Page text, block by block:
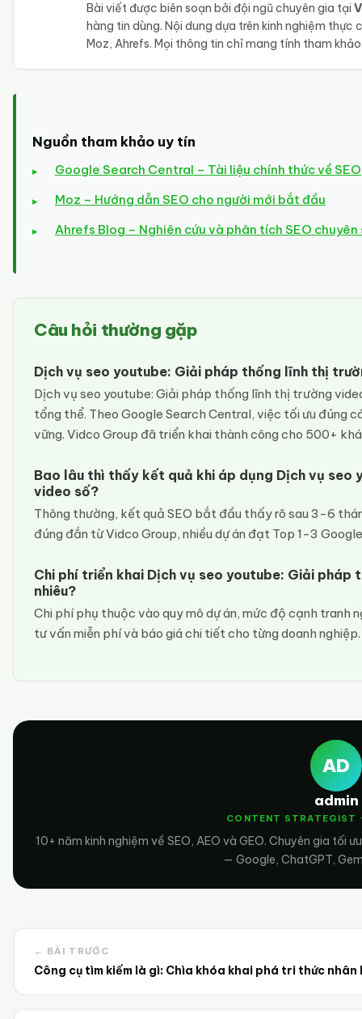
Bài viết được biên soạn bởi đội ngũ chuyên gia tại
hàng tin dùng. Nội dung dựa trên kinh nghiệm
Moz, Ahrefs. Mọi thông tin chỉ mang tính tham
Nguồn tham khảo uy tín
Google Search Central – Tài liệu chính thức về SEO
Moz – Hướng dẫn SEO cho người mới bắt đầu
Ahrefs Blog – Nghiên cứu và phân tích SEO chuyên
Câu hỏi thường gặp
Dịch vụ seo youtube: Giải pháp thống lĩnh thị
Dịch vụ seo youtube: Giải pháp thống lĩnh thị trường
tổng thể. Theo Google Search Central, việc tối ưu đúng
vững. Vidco Group đã triển khai thành công cho 500+
Bao lâu thì thấy kết quả khi áp dụng Dịch vụ
video số?
Thông thường, kết quả SEO bắt đầu thấy rõ sau 3-6
đúng đắn từ Vidco Group, nhiều dự án đạt Top 1-3
Chi phí triển khai Dịch vụ seo youtube: Giải
nhiêu?
Chi phí phụ thuộc vào quy mô dự án, mức độ cạnh tranh
tư vấn miễn phí và báo giá chi tiết cho từng doanh
AD
admin
CONTENT STRATEGIST
10+ năm kinh nghiệm về SEO, AEO và GEO. Chuyên gia
— Google, ChatGPT,
← BÀI TRƯỚC
Công cụ tìm kiếm là gì: Chìa khóa khai phá tri thức nhân